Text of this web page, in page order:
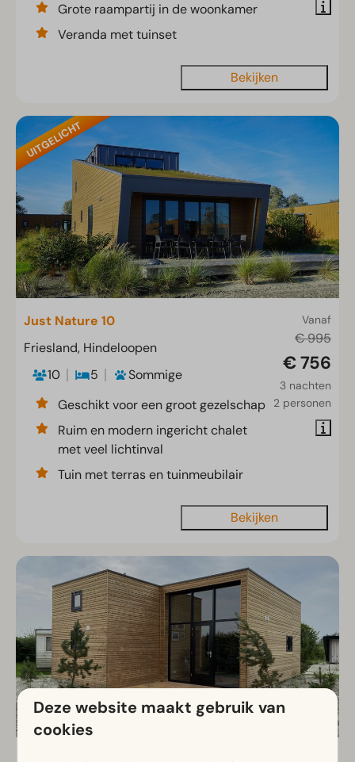
Grote raampartij in de woonkamer
Veranda met tuinset
Bekijken
UITGELICHT
Vanaf
€ 995
€ 756
3 nachten
2 personen
Just Nature 10
Friesland, Hindeloopen
10
5
Sommige
Geschikt voor een groot gezelschap
Ruim en modern ingericht chalet
met veel lichtinval
Tuin met terras en tuinmeubilair
Bekijken
Deze website maakt gebruik van
cookies